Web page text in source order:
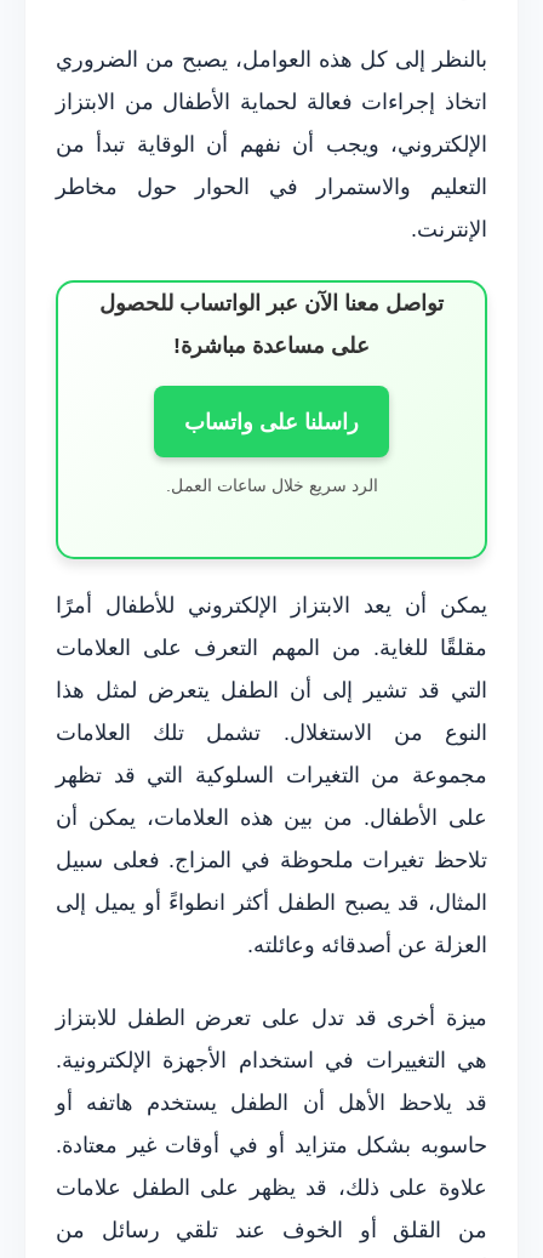
بالنظر إلى كل هذه العوامل، يصبح من الضروري
اتخاذ إجراءات فعالة لحماية الأطفال من الابتزاز
الإلكتروني، ويجب أن نفهم أن الوقاية تبدأ من
التعليم والاستمرار في الحوار حول مخاطر
الإنترنت.
تواصل معنا الآن عبر الواتساب للحصول
على مساعدة مباشرة!
راسلنا على واتساب
الرد سريع خلال ساعات العمل.
يمكن أن يعد الابتزاز الإلكتروني للأطفال أمرًا
مقلقًا للغاية. من المهم التعرف على العلامات
التي قد تشير إلى أن الطفل يتعرض لمثل هذا
النوع من الاستغلال. تشمل تلك العلامات
مجموعة من التغيرات السلوكية التي قد تظهر
على الأطفال. من بين هذه العلامات، يمكن أن
تلاحظ تغيرات ملحوظة في المزاج. فعلى سبيل
المثال، قد يصبح الطفل أكثر انطواءً أو يميل إلى
العزلة عن أصدقائه وعائلته.
ميزة أخرى قد تدل على تعرض الطفل للابتزاز
هي التغييرات في استخدام الأجهزة الإلكترونية.
قد يلاحظ الأهل أن الطفل يستخدم هاتفه أو
حاسوبه بشكل متزايد أو في أوقات غير معتادة.
علاوة على ذلك، قد يظهر على الطفل علامات
من القلق أو الخوف عند تلقي رسائل من